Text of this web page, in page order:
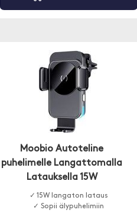
Moobio Autoteline
puhelimelle Langattomalla
Latauksella 15W
✓ 15W langaton lataus
✓ Sopii älypuhelimiin